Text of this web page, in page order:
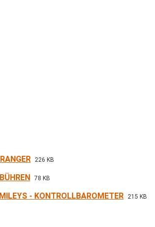
226 KB
78 KB
- KONTROLLBAROMETER 215 KB